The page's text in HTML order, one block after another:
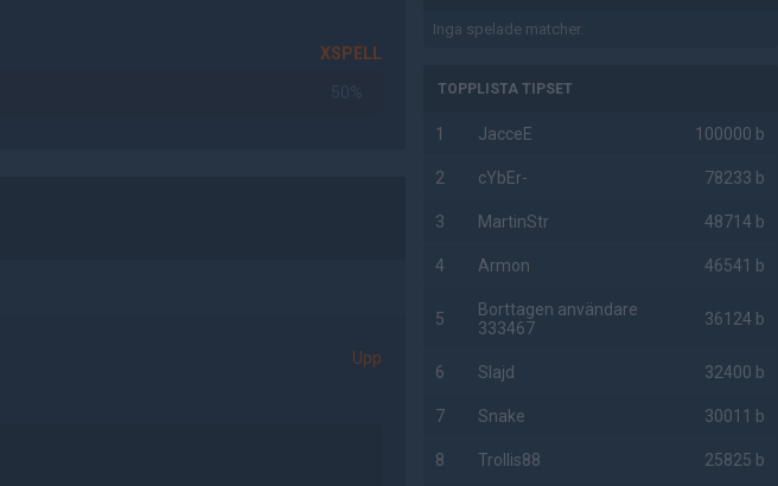
XSPELL
50%
Upp
Inga spelade matcher.
TOPPLISTA TIPSET
1 JacceE 100000 b
2 cYbEr- 78233 b
3 MartinStr 48714 b
4 Armon 46541 b
5
Borttagen användare
333467
36124 b
6 Slajd 32400 b
7 Snake 30011 b
8 Trollis88 25825 b